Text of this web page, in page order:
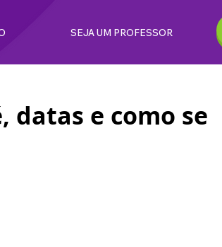
SEJA UM PROFESSOR
datas e como se